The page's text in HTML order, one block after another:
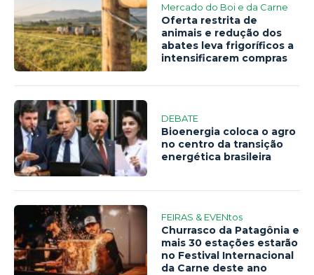
Mercado do Boi e da Carne
Oferta restrita de
animais e redução dos
abates leva frigoríficos a
intensificarem compras
DEBATE
Bioenergia coloca o agro
no centro da transição
energética brasileira
FEIRAS & EVENtos
Churrasco da Patagônia e
mais 30 estações estarão
no Festival Internacional
da Carne deste ano